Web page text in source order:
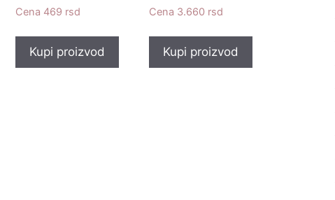
469 rsd
Kupi proizvod
3.660 rsd
Kupi proizvod